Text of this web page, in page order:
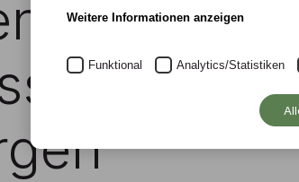
Weitere Informationen anzeigen
Funktional Analytics/Statistiken